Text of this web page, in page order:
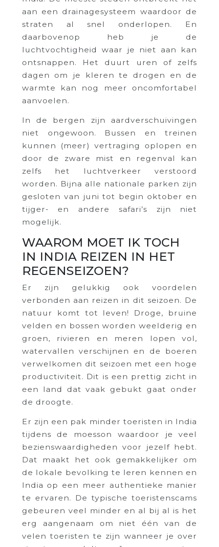
aan een drainagesysteem waardoor de
straten al snel onderlopen. En
daarbovenop heb je de
luchtvochtigheid waar je niet aan kan
ontsnappen. Het duurt uren of zelfs
dagen om je kleren te drogen en de
warmte kan nog meer oncomfortabel
aanvoelen.
In de bergen zijn aardverschuivingen
niet ongewoon. Bussen en treinen
kunnen (meer) vertraging oplopen en
door de zware mist en regenval kan
zelfs het luchtverkeer verstoord
worden. Bijna alle nationale parken zijn
gesloten van juni tot begin oktober en
tijger- en andere safari’s zijn niet
mogelijk.
WAAROM MOET IK TOCH
IN INDIA REIZEN IN HET
REGENSEIZOEN?
Er zijn gelukkig ook voordelen
verbonden aan reizen in dit seizoen. De
natuur komt tot leven! Droge, bruine
velden en bossen worden weelderig en
groen, rivieren en meren lopen vol,
watervallen verschijnen en de boeren
verwelkomen dit seizoen met een hoge
productiviteit. Dit is een prettig zicht in
een land dat vaak gebukt gaat onder
de droogte.
Er zijn een pak minder toeristen in India
tijdens de moesson waardoor je veel
bezienswaardigheden voor jezelf hebt.
Dat maakt het ook gemakkelijker om
de lokale bevolking te leren kennen en
India op een meer authentieke manier
te ervaren. De typische toeristenscams
gebeuren veel minder en al bij al is het
erg aangenaam om niet één van de
velen toeristen te zijn wanneer je over